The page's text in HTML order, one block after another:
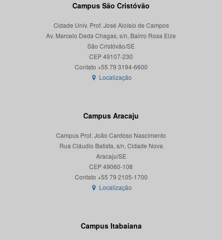
Campus São Cristóvão
Cidade Univ. Prof. José Aloísio de Campos
Av. Marcelo Deda Chagas, s/n, Bairro Rosa Elze
São Cristóvão/SE
CEP 49107-230
Localização
Campus Aracaju
Campus Prof. João Cardoso Nascimento
Rua Cláudio Batista, s/n, Cidade Nova
Aracaju/SE
CEP 49060-108
Localização
Campus Itabaiana